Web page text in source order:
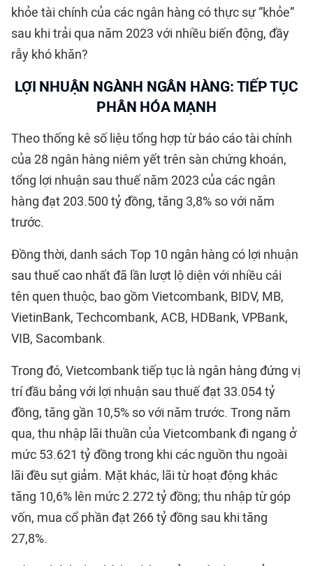
khỏe tài chính của các ngân hàng có thực sự “khỏe”
sau khi trải qua năm 2023 với nhiều biến động, đầy
rẫy khó khăn?
LỢI NHUẬN NGÀNH NGÂN HÀNG: TIẾP TỤC
PHÂN HÓA MẠNH
Theo thống kê số liệu tổng hợp từ báo cáo tài chính
của 28 ngân hàng niêm yết trên sàn chứng khoán,
tổng lợi nhuận sau thuế năm 2023 của các ngân
hàng đạt 203.500 tỷ đồng, tăng 3,8% so với năm
trước.
Đồng thời, danh sách Top 10 ngân hàng có lợi nhuận
sau thuế cao nhất đã lần lượt lộ diện với nhiều cái
tên quen thuộc, bao gồm Vietcombank, BIDV, MB,
VietinBank, Techcombank, ACB, HDBank, VPBank,
VIB, Sacombank.
Trong đó, Vietcombank tiếp tục là ngân hàng đứng vị
trí đầu bảng với lợi nhuận sau thuế đạt 33.054 tỷ
đồng, tăng gần 10,5% so với năm trước. Trong năm
qua, thu nhập lãi thuần của Vietcombank đi ngang ở
mức 53.621 tỷ đồng trong khi các nguồn thu ngoài
lãi đều sụt giảm. Mặt khác, lãi từ hoạt động khác
tăng 10,6% lên mức 2.272 tỷ đồng; thu nhập từ góp
vốn, mua cổ phần đạt 266 tỷ đồng sau khi tăng
27,8%.